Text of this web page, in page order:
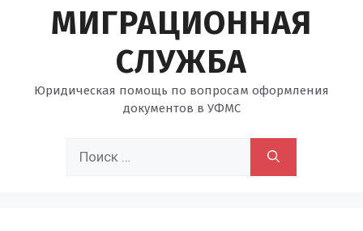
МИГРАЦИОННАЯ
СЛУЖБА
Юридическая помощь по вопросам оформления
документов в УФМС